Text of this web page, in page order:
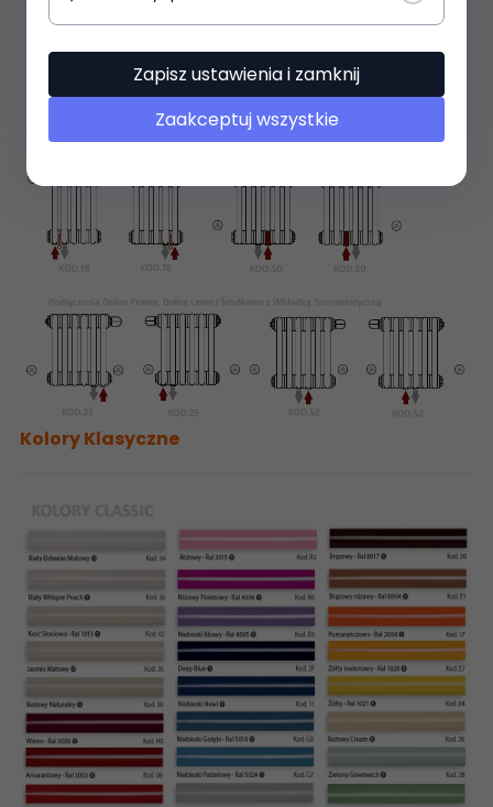
Kolory Klasyczne
Zapisz ustawienia i zamknij
Zaakceptuj wszystkie